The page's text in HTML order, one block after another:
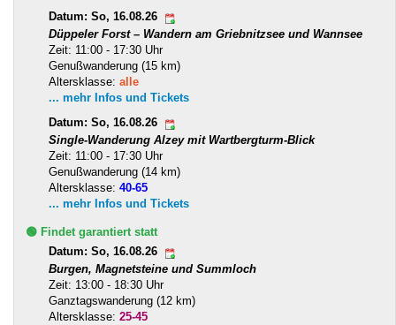
Datum: So, 16.08.26
Düppeler Forst – Wandern am Griebnitzsee und Wannsee
Zeit: 11:00 - 17:30 Uhr
Genußwanderung (15 km)
Altersklasse: alle
... mehr Infos und Tickets
Datum: So, 16.08.26
Single-Wanderung Alzey mit Wartbergturm-Blick
Zeit: 11:00 - 17:30 Uhr
Genußwanderung (14 km)
Altersklasse: 40-65
... mehr Infos und Tickets
🟢 Findet garantiert statt
Datum: So, 16.08.26
Burgen, Magnetsteine und Summloch
Zeit: 13:00 - 18:30 Uhr
Ganztagswanderung (12 km)
Altersklasse: 25-45